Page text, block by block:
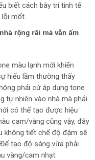
biết cách bày trí tinh tế
lỗi mốt.
rộng rãi mà vẫn ấm
màu lạnh mới khiến
hiểu lầm thường thấy
phải cứ áp dụng tone
tự nhiên vào nhà mà phải
có thể tạo được hiệu
cam/vàng cũng vậy, đây
không tiết chế độ đậm sẽ
tạo độ sáng vừa phải
vàng/cam nhạt.